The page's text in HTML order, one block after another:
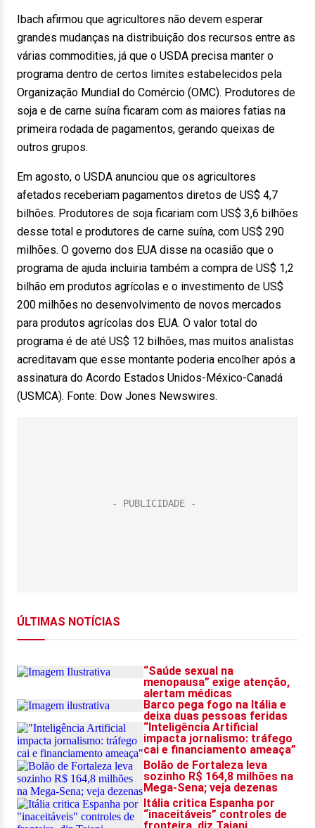
Ibach afirmou que agricultores não devem esperar
grandes mudanças na distribuição dos recursos entre as
várias commodities, já que o USDA precisa manter o
programa dentro de certos limites estabelecidos pela
Organização Mundial do Comércio (OMC). Produtores de
soja e de carne suína ficaram com as maiores fatias na
primeira rodada de pagamentos, gerando queixas de
outros grupos.
Em agosto, o USDA anunciou que os agricultores
afetados receberiam pagamentos diretos de US$ 4,7
bilhões. Produtores de soja ficariam com US$ 3,6 bilhões
desse total e produtores de carne suína, com US$ 290
milhões. O governo dos EUA disse na ocasião que o
programa de ajuda incluiria também a compra de US$ 1,2
bilhão em produtos agrícolas e o investimento de US$
200 milhões no desenvolvimento de novos mercados
para produtos agrícolas dos EUA. O valor total do
programa é de até US$ 12 bilhões, mas muitos analistas
acreditavam que esse montante poderia encolher após a
assinatura do Acordo Estados Unidos-México-Canadá
(USMCA). Fonte: Dow Jones Newswires.